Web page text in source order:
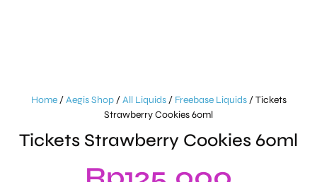
Home/Aegis Shop/All Liquids/ Freebase Liquids/ Tickets
Strawberry Cookies 60ml
Tickets Strawberry Cookies 60ml